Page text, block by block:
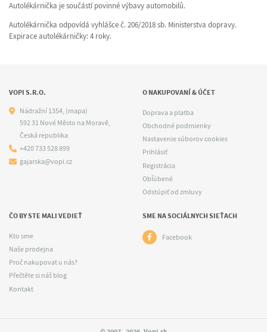
Autolékárnička je součástí povinné výbavy automobilů.
Autolékárnička odpovídá vyhlášce č. 206/2018 sb. Ministerstva dopravy.
Expirace autolékárničky: 4 roky.
VOPI S.R.O.
Nádražní 1354, (mapa)
592 31 Nové Město na Moravě,
Česká republika
+420 733 528 899
gajarska@vopi.cz
O NAKUPOVANÍ & ÚČET
Doprava a platba
Obchodné podmienky
Nastavenie súborov cookies
Prihlásiť
Registrácia
Obľúbené
Odstúpiť od zmluvy
ČO BY STE MALI VEDIEŤ
Kto sme
Naše prodejna
Proč nakupovat u nás?
Přečtěte si náš blog
Kontakt
SME NA SOCIÁLNYCH SIEŤACH
Facebook